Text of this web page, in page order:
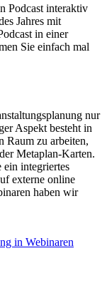
Podcast interaktiv
Jahres mit
in einer
Sie einfach mal
nur
Aspekt besteht in
Raum zu arbeiten,
Metaplan-Karten.
integriertes
externe online
haben wir
in Webinaren